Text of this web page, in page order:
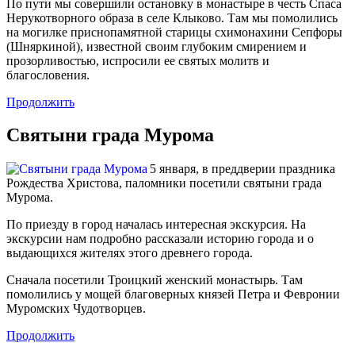
По пути мы совершили остановку в монастыре в честь Спаса
Нерукотворного образа в селе Клыково. Там мы помолились
на могилке приснопамятной старицы схимонахини Сепфоры
(Шняркиной), известной своим глубоким смирением и
прозорливостью, испросили ее святых молитв и
благословения.
Продолжить
Святыни града Мурома
5 января, в преддверии праздника
Рождества Христова, паломники посетили святыни града
Мурома.
По приезду в город началась интересная экскурсия. На
экскурсии нам подробно рассказали историю города и о
выдающихся жителях этого древнего города.
Сначала посетили Троицкий женский монастырь. Там
помолились у мощей благоверных князей Петра и Февронии
Муромских Чудотворцев.
Продолжить